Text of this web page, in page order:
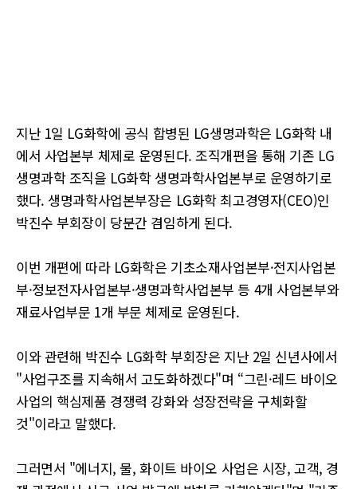
지난 1일 LG화학에 공식 합병된 LG생명과학은 LG화학 내
에서 사업본부 체제로 운영된다. 조직개편을 통해 기존 LG
생명과학 조직을 LG화학 생명과학사업본부로 운영하기로
했다. 생명과학사업본부장은 LG화학 최고경영자(CEO)인
박진수 부회장이 당분간 겸임하게 된다.
이번 개편에 따라 LG화학은 기초소재사업본부·전지사업본
부·정보전자사업본부·생명과학사업본부 등 4개 사업본부와
재료사업부문 1개 부문 체제로 운영된다.
이와 관련해 박진수 LG화학 부회장은 지난 2일 신년사에서
"사업구조를 지속해서 고도화하겠다"며 “그린·레드 바이오
사업의 핵심제품 경쟁력 강화와 성장전략을 구체화할
것"이라고 말했다.
그러면서 "에너지, 물, 화이트 바이오 사업은 시장, 고객, 경